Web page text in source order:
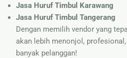
Jasa Huruf Timbul Karawang
Jasa Huruf Timbul Tangerang
Dengan memilih vendor yang
akan lebih menonjol,
banyak pelanggan!